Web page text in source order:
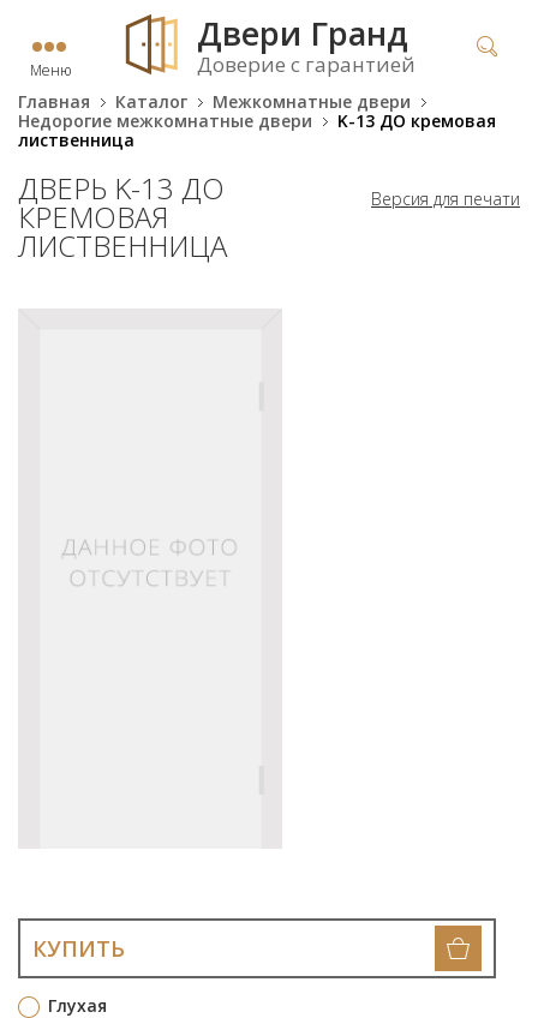
Меню
Двери Гранд
Доверие с гарантией
Главная Каталог
Межкомнатные двери
Недорогие межкомнатные двери
K-13 ДО кремовая
лиственница
Версия для печати
ДВЕРЬ K-13 ДО
КРЕМОВАЯ
ЛИСТВЕННИЦА
Глухая
КУПИТЬ